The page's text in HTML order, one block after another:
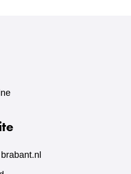
(verwijst
een
website)